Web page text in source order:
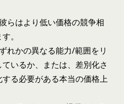
らはより低い価格の競争相
。
れかの異なる能力/範囲をリ
いるか、または、差別化さ
る必要がある本当の価格上